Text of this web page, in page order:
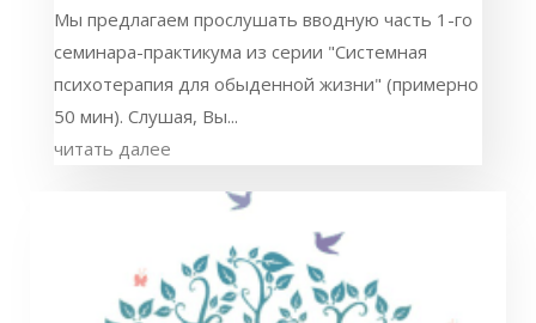
Мы предлагаем прослушать вводную часть 1-го
семинара-практикума из серии "Системная
психотерапия для обыденной жизни" (примерно
50 мин). Слушая, Вы...
читать далее